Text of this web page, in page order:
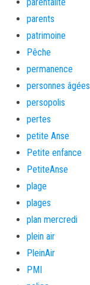
parents
patrimoine
Pêche
permanence
personnes âgées
persopolis
pertes
petite Anse
Petite enfance
PetiteAnse
plage
plages
plan mercredi
plein air
PleinAir
PMI